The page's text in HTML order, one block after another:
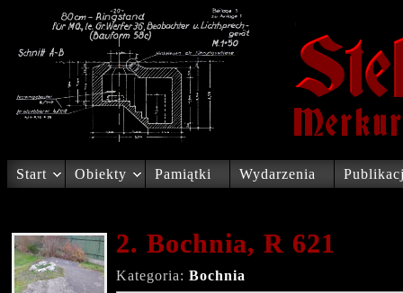
Start Obiekty Pamiątki Wydarzenia
2. Bochnia, R 621
Kategoria: Bochnia